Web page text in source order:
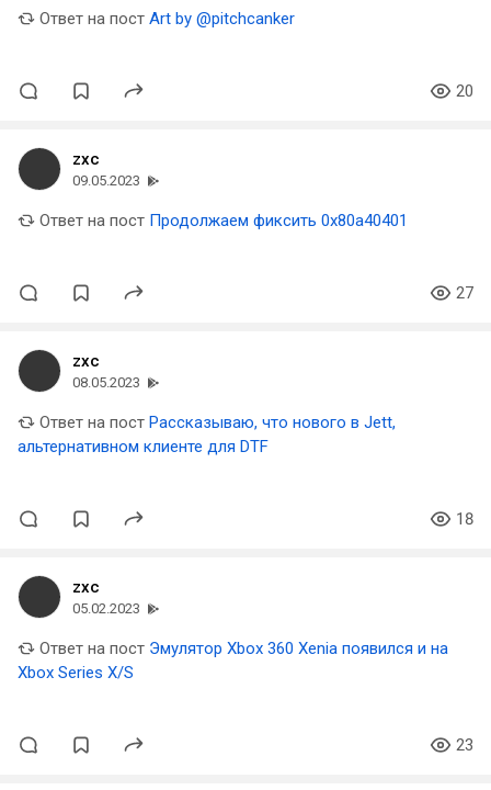
Ответ на пост Art by @pitchcanker
20
zxc
09.05.2023
Ответ на пост Продолжаем фиксить 0x80a40401
27
zxc
08.05.2023
Ответ на пост Рассказываю, что нового в Jett,
альтернативном клиенте для DTF
18
zxc
05.02.2023
Ответ на пост Эмулятор Xbox 360 Xenia появился и на
Xbox Series X/S
23